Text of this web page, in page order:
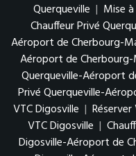
Querqueville | Mise
Chauffeur Privé
Aéroport de Cherbourg-
Aéroport de
Querqueville-Aéroport
Privé Querqueville-
VTC Digosville |
VTC Digosville |
Digosville-Aéroport de